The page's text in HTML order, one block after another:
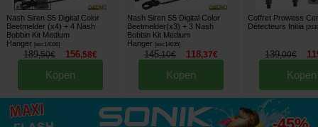
Nash Siren S5 Digital Color
Beetmelder (x4) + 4 Nash
Bobbin Kit Medium
Hanger [esc14036]
189,50€ 156,58€
Kopen
Nash Siren S5 Digital Color
Beetmelder(x3) + 3 Nash
Bobbin Kit Medium
Hanger [esc14035]
145,10€ 118,37€
Kopen
Coffret Prowess
Détecteurs Initia
[
139,00€
Kopen
tot